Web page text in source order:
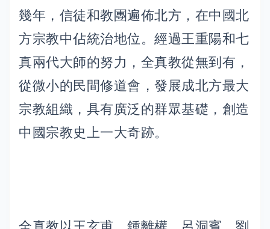
幾年，信徒和教團遍佈北方，在中國北
方宗教中佔統治地位。經過王重陽和七
真兩代大師的努力，全真教從無到有，
從微小的民間修道會，發展成北方最大
宗教組織，具有廣泛的群眾基礎，創造
中國宗教史上一大奇跡。